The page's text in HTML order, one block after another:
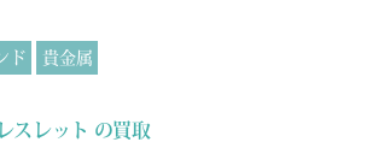
ド 貴金属
スレット の買取